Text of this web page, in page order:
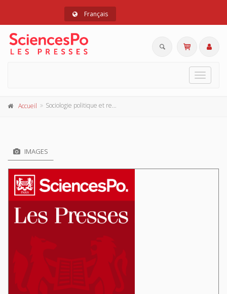
Français
Toggle
Accueil Sociologie politique et religieuse de la Lorraine
IMAGES